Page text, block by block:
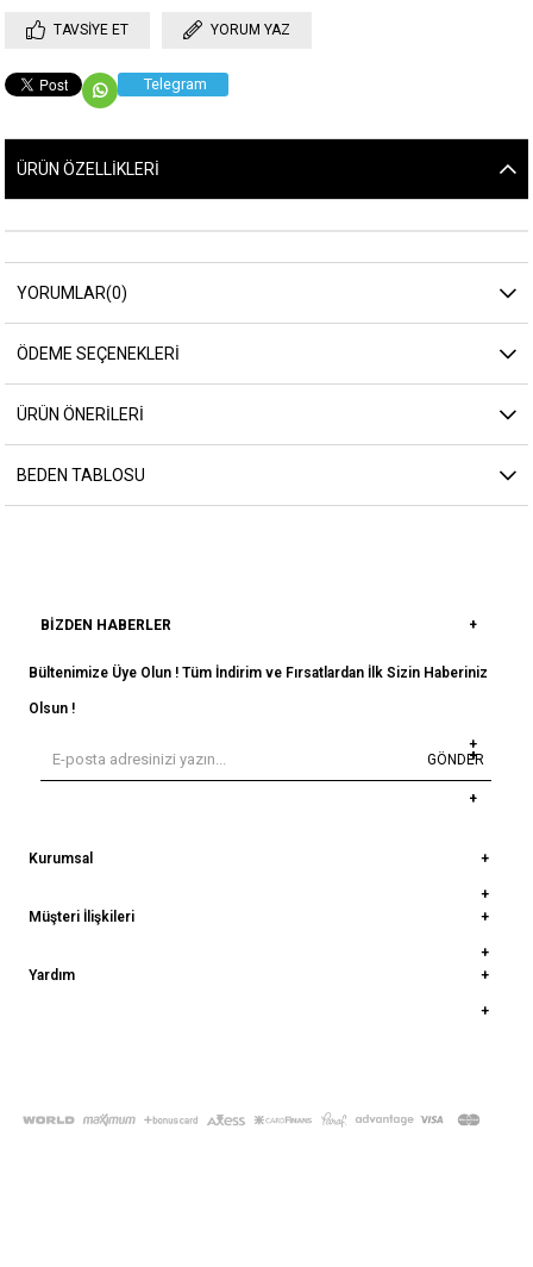
TAVSIYE ET YORUM YAZ
Telegram
ÜRÜN ÖZELLIKLERI
YORUMLAR(0)
ÖDEME SEÇENEKLERI
ÜRÜN ÖNERILERI
BEDEN TABLOSU
BIZDEN HABERLER
Bültenimize Üye Olun ! Tüm İndirim ve Fırsatlardan İlk Sizin Haberiniz
Olsun !
GÖNDER
Kurumsal
Müşteri İlişkileri
Yardım